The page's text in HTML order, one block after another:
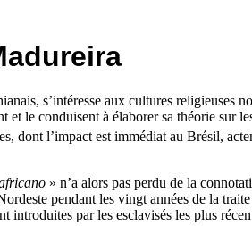
s’intéresse aux cultures religieuses
le conduisent à élaborer sa théorie sur
dont l’impact est immédiat au Brésil,
» n’a alors pas perdu de la
pendant les vingt années de la
introduites par les esclavisés les plus